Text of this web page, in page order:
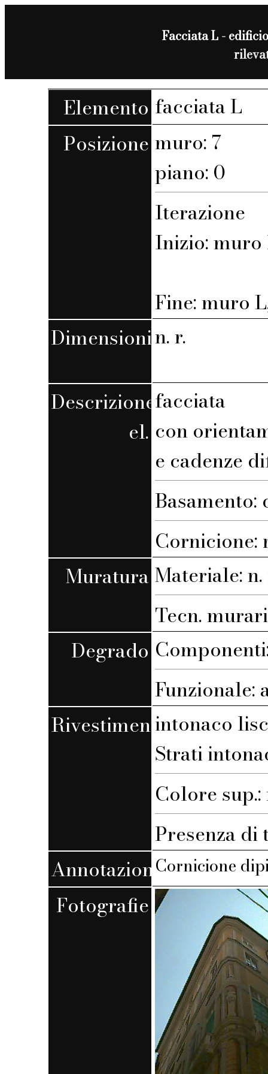
Facciata L -
Elemento facciata L
Posizione muro: 7
piano: 0
Iterazione
Inizio: muro
Fine: muro
Dimensionin. r.
Descrizione
el.
facciata
con
e cadenze
Cornicione:
Muratura Materiale: n.
Tecn.
Degrado
Funzionale:
Rivestimentointonaco
Strati
Colore
Presenza
AnnotazioniCornicione
Fotografie